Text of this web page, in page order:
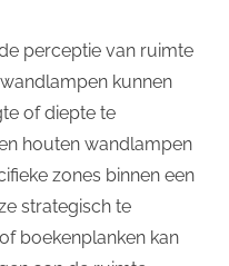
perceptie van ruimte
kunnen
of diepte te
houten wandlampen
zones binnen een
strategisch te
boekenplanken kan